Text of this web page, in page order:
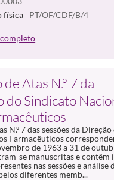
física
PT/OF/CDF/B/4
de Atas N.º 7 da
do Sindicato
N.º 7 das sessões da
Farmacêuticos
de 1963 a 31 de
se manuscritas e contêm
nas sessões e análise
diferentes memb...